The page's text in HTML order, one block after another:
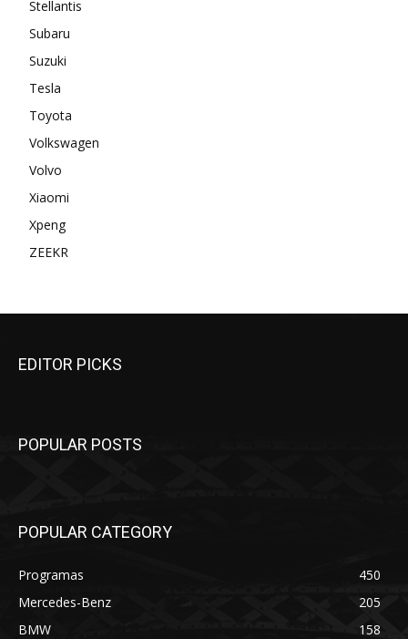
Stellantis
Subaru
Suzuki
Tesla
Toyota
Volkswagen
Volvo
Xiaomi
Xpeng
ZEEKR
EDITOR PICKS
POPULAR POSTS
POPULAR CATEGORY
Programas
450
Mercedes-Benz
205
BMW
158